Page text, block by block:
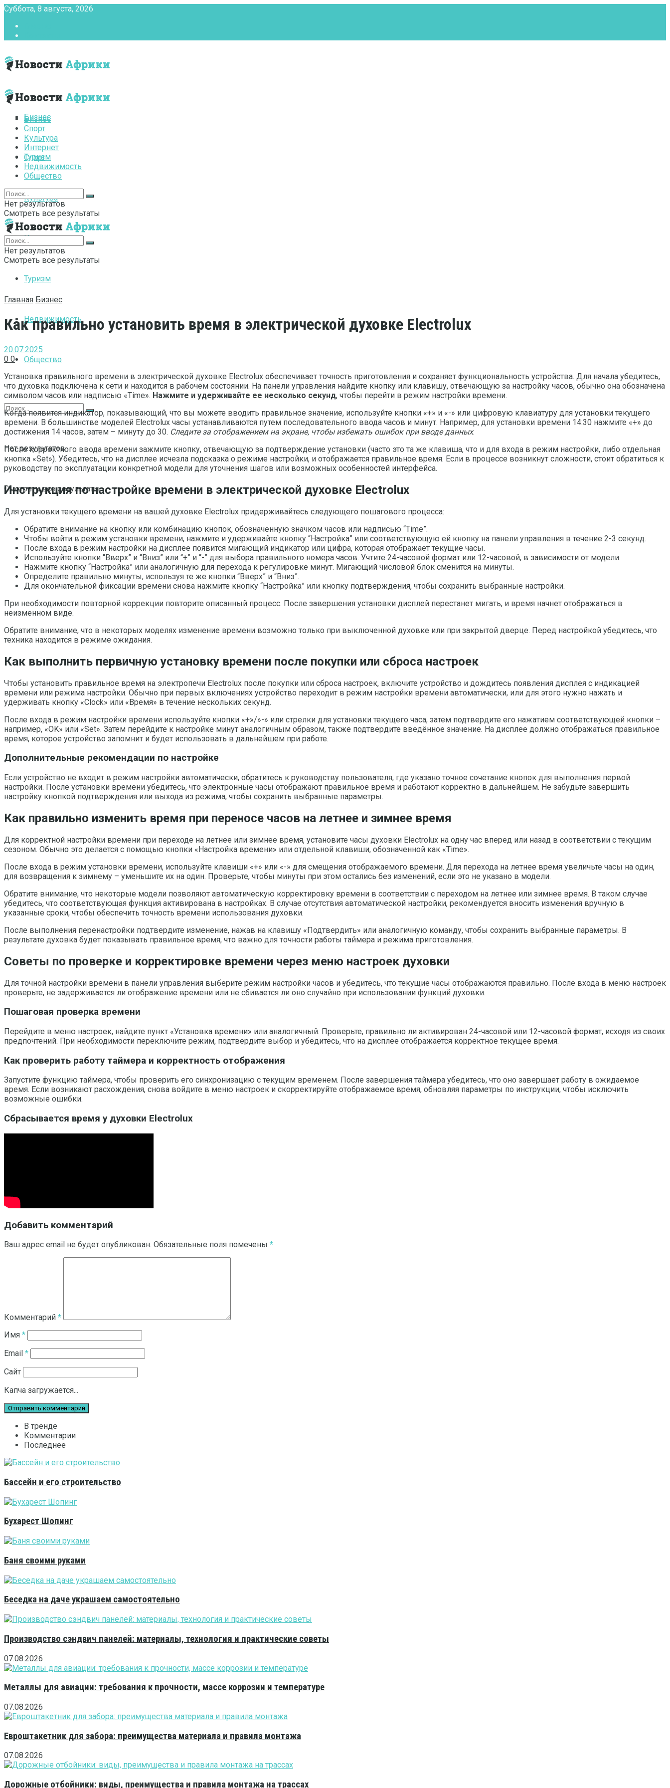
Суббота, 8 августа, 2026
Бизнес
Спорт
Культура
Интернет
Туризм
Недвижимость
Общество
Нет результатов
Смотреть все результаты
Бизнес
Спорт
Культура
Интернет
Туризм
Недвижимость
Общество
Нет результатов
Смотреть все результаты
Нет результатов
Смотреть все результаты
Главная Бизнес
Как правильно установить время в электрической духовке Electrolux
20.07.2025
0 0
Установка правильного времени в электрической духовке Electrolux обеспечивает точность приготовления и сохраняет функциональность устройства. Для начала убедитесь,
что духовка подключена к сети и находится в рабочем состоянии. На панели управления найдите кнопку или клавишу, отвечающую за настройку часов, обычно она обозначена
символом часов или надписью «Time». Нажмите и удерживайте ее несколько секунд, чтобы перейти в режим настройки времени.
Когда появится индикатор, показывающий, что вы можете вводить правильное значение, используйте кнопки «+» и «-» или цифровую клавиатуру для установки текущего
времени. В большинстве моделей Electrolux часы устанавливаются путем последовательного ввода часов и минут. Например, для установки времени 14:30 нажмите «+» до
достижения 14 часов, затем – минуту до 30. Следите за отображением на экране, чтобы избежать ошибок при вводе данных.
После корректного ввода времени зажмите кнопку, отвечающую за подтверждение установки (часто это та же клавиша, что и для входа в режим настройки, либо отдельная
кнопка «Set»). Убедитесь, что на дисплее исчезла подсказка о режиме настройки, и отображается правильное время. Если в процессе возникнут сложности, стоит обратиться к
руководству по эксплуатации конкретной модели для уточнения шагов или возможных особенностей интерфейса.
Инструкция по настройке времени в электрической духовке Electrolux
Для установки текущего времени на вашей духовке Electrolux придерживайтесь следующего пошагового процесса:
Обратите внимание на кнопку или комбинацию кнопок, обозначенную значком часов или надписью “Time”.
Чтобы войти в режим установки времени, нажмите и удерживайте кнопку “Настройка” или соответствующую ей кнопку на панели управления в течение 2-3 секунд.
После входа в режим настройки на дисплее появится мигающий индикатор или цифра, которая отображает текущие часы.
Используйте кнопки “Вверх” и “Вниз” или “+” и “-” для выбора правильного номера часов. Учтите 24-часовой формат или 12-часовой, в зависимости от модели.
Нажмите кнопку “Настройка” или аналогичную для перехода к регулировке минут. Мигающий числовой блок сменится на минуты.
Определите правильно минуты, используя те же кнопки “Вверх” и “Вниз”.
Для окончательной фиксации времени снова нажмите кнопку “Настройка” или кнопку подтверждения, чтобы сохранить выбранные настройки.
При необходимости повторной коррекции повторите описанный процесс. После завершения установки дисплей перестанет мигать, и время начнет отображаться в
неизменном виде.
Обратите внимание, что в некоторых моделях изменение времени возможно только при выключенной духовке или при закрытой дверце. Перед настройкой убедитесь, что
техника находится в режиме ожидания.
Как выполнить первичную установку времени после покупки или сброса настроек
Чтобы установить правильное время на электропечи Electrolux после покупки или сброса настроек, включите устройство и дождитесь появления дисплея с индикацией
времени или режима настройки. Обычно при первых включениях устройство переходит в режим настройки времени автоматически, или для этого нужно нажать и
удерживать кнопку «Clock» или «Время» в течение нескольких секунд.
После входа в режим настройки времени используйте кнопки «+»/»-» или стрелки для установки текущего часа, затем подтвердите его нажатием соответствующей кнопки –
например, «OK» или «Set». Затем перейдите к настройке минут аналогичным образом, также подтвердите введённое значение. На дисплее должно отображаться правильное
время, которое устройство запомнит и будет использовать в дальнейшем при работе.
Дополнительные рекомендации по настройке
Если устройство не входит в режим настройки автоматически, обратитесь к руководству пользователя, где указано точное сочетание кнопок для выполнения первой
настройки. После установки времени убедитесь, что электронные часы отображают правильное время и работают корректно в дальнейшем. Не забудьте завершить
настройку кнопкой подтверждения или выхода из режима, чтобы сохранить выбранные параметры.
Как правильно изменить время при переносе часов на летнее и зимнее время
Для корректной настройки времени при переходе на летнее или зимнее время, установите часы духовки Electrolux на одну час вперед или назад в соответствии с текущим
сезоном. Обычно это делается с помощью кнопки «Настройка времени» или отдельной клавиши, обозначенной как «Time».
После входа в режим установки времени, используйте клавиши «+» или «-» для смещения отображаемого времени. Для перехода на летнее время увеличьте часы на один,
для возвращения к зимнему – уменьшите их на один. Проверьте, чтобы минуты при этом остались без изменений, если это не указано в модели.
Обратите внимание, что некоторые модели позволяют автоматическую корректировку времени в соответствии с переходом на летнее или зимнее время. В таком случае
убедитесь, что соответствующая функция активирована в настройках. В случае отсутствия автоматической настройки, рекомендуется вносить изменения вручную в
указанные сроки, чтобы обеспечить точность времени использования духовки.
После выполнения перенастройки подтвердите изменение, нажав на клавишу «Подтвердить» или аналогичную команду, чтобы сохранить выбранные параметры. В
результате духовка будет показывать правильное время, что важно для точности работы таймера и режима приготовления.
Советы по проверке и корректировке времени через меню настроек духовки
Для точной настройки времени в панели управления выберите режим настройки часов и убедитесь, что текущие часы отображаются правильно. После входа в меню настроек
проверьте, не задерживается ли отображение времени или не сбивается ли оно случайно при использовании функций духовки.
Пошаговая проверка времени
Перейдите в меню настроек, найдите пункт «Установка времени» или аналогичный. Проверьте, правильно ли активирован 24-часовой или 12-часовой формат, исходя из своих
предпочтений. При необходимости переключите режим, подтвердите выбор и убедитесь, что на дисплее отображается корректное текущее время.
Как проверить работу таймера и корректность отображения
Запустите функцию таймера, чтобы проверить его синхронизацию с текущим временем. После завершения таймера убедитесь, что оно завершает работу в ожидаемое
время. Если возникают расхождения, снова войдите в меню настроек и скорректируйте отображаемое время, обновляя параметры по инструкции, чтобы исключить
возможные ошибки.
Сбрасывается время у духовки Electrolux
Добавить комментарий
Ваш адрес email не будет опубликован. Обязательные поля помечены *
Комментарий *
Имя *
Email *
Сайт
Капча загружается...
В тренде
Комментарии
Последнее
Бассейн и его строительство
Бухарест Шопинг
Баня своими руками
Беседка на даче украшаем самостоятельно
Производство сэндвич панелей: материалы, технология и практические советы
07.08.2026
Металлы для авиации: требования к прочности, массе коррозии и температуре
07.08.2026
Евроштакетник для забора: преимущества материала и правила монтажа
07.08.2026
Дорожные отбойники: виды, преимущества и правила монтажа на трассах